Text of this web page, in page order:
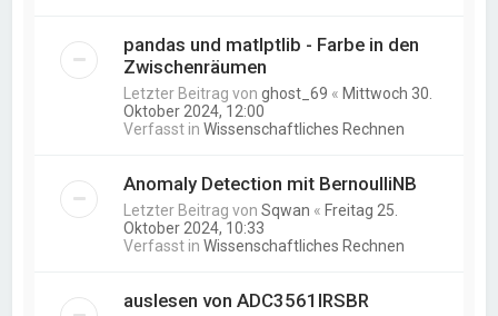
pandas und matlptlib - Farbe in den
Zwischenräumen
Letzter Beitrag vonghost_69 « Mittwoch 30.
Oktober 2024, 12:00
Verfasst inWissenschaftliches Rechnen
Anomaly Detection mit BernoulliNB
Letzter Beitrag vonSqwan « Freitag 25.
Oktober 2024, 10:33
Verfasst inWissenschaftliches Rechnen
auslesen von ADC3561IRSBR